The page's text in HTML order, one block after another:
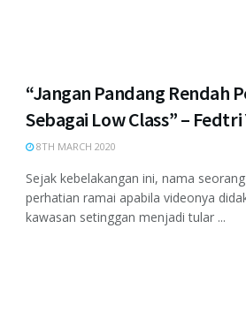
“Jangan Pandang Rendah
Sebagai Low Class” – Fedtri
8TH MARCH 2020
Sejak kebelakangan ini, nama
perhatian ramai apabila videonya
kawasan setinggan menjadi tular ...